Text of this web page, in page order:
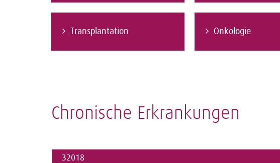
Transplantation Onkologie
Chronische Erkrankungen
32018